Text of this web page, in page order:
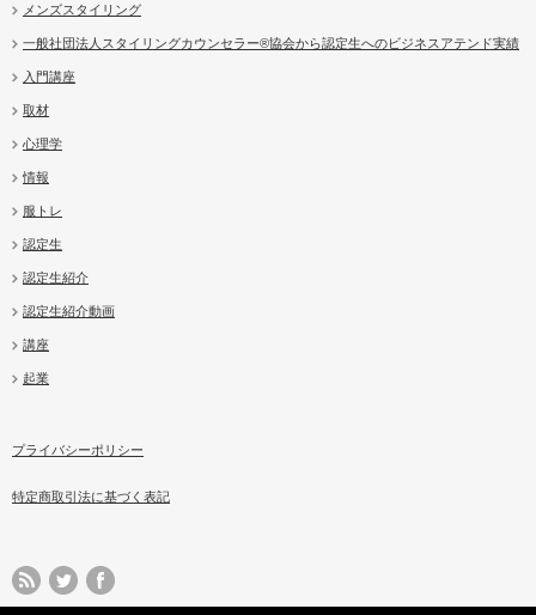
メンズスタイリング
一般社団法人スタイリングカウンセラー®協会から認定生へのビジネスアテンド実績
入門講座
取材
心理学
情報
服トレ
認定生
認定生紹介
認定生紹介動画
講座
起業
プライバシーポリシー
特定商取引法に基づく表記